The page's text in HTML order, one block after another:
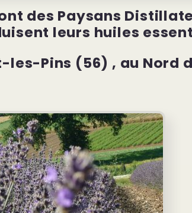
des Paysans
leurs huiles
Pins (56) , au Nord